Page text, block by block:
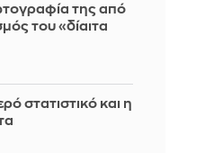
της από
του «δίαιτα
στατιστικό και η